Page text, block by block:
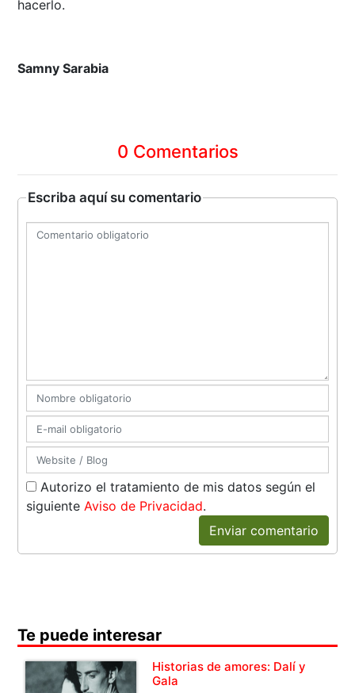
hacerlo.
Samny Sarabia
0 Comentarios
Escriba aquí su comentario
Autorizo el tratamiento de mis datos según el
siguienteAviso de Privacidad.
Enviar comentario
Te puede interesar
Historias de amores: Dalí y
Gala